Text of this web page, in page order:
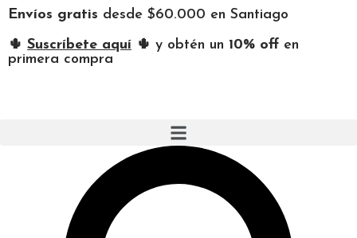
Envíos gratis desde $60.000 en Santiago
🌵 Suscríbete aquí 🌵 y obtén un 10% off en
primera compra